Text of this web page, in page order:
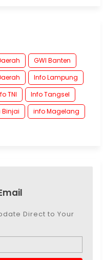
GWI Banten
Info Lampung
TNI
Info Tangsel
Binjai
info Magelang
Direct to Your